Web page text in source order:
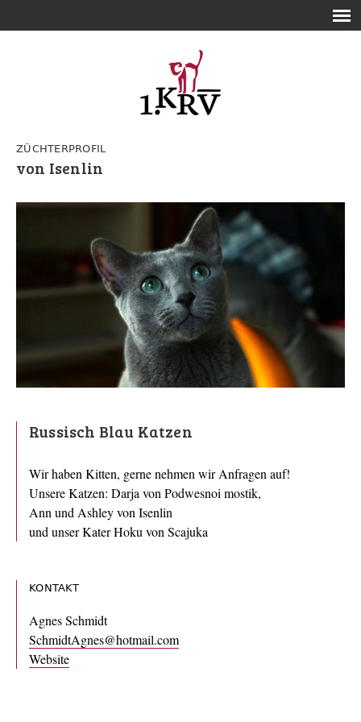
ZÜCHTERPROFIL
von Isenlin
Russisch Blau Katzen
Wir haben Kitten, gerne nehmen wir Anfragen auf!
Unsere Katzen: Darja von Podwesnoi mostik,
Ann und Ashley von Isenlin
und unser Kater Hoku von Scajuka
KONTAKT
Agnes Schmidt
SchmidtAgnes@hotmail.com
Website